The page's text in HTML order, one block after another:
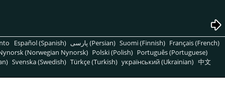
Español (Spanish) پارسی (Persian) Suomi (Finnish) Français (French)
(Norwegian Nynorsk) Polski (Polish) Português (Portuguese)
Svenska (Swedish) Türkçe (Turkish) український (Ukrainian) 中文